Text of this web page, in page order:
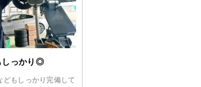
しっかり◎
どもしっかり完備して